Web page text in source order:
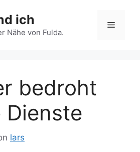
ich
Nähe von Fulda.
Menü
bedroht
Dienste
lars